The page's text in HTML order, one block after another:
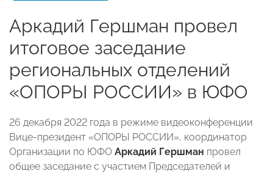
Аркадий Гершман провел
итоговое заседание
региональных отделений
«ОПОРЫ РОССИИ» в ЮФО
26 декабря 2022 года в режиме видеоконференции
Вице-президент «ОПОРЫ РОССИИ», координатор
Организации по ЮФО Аркадий Гершман провел
общее заседание с участием Председателей и